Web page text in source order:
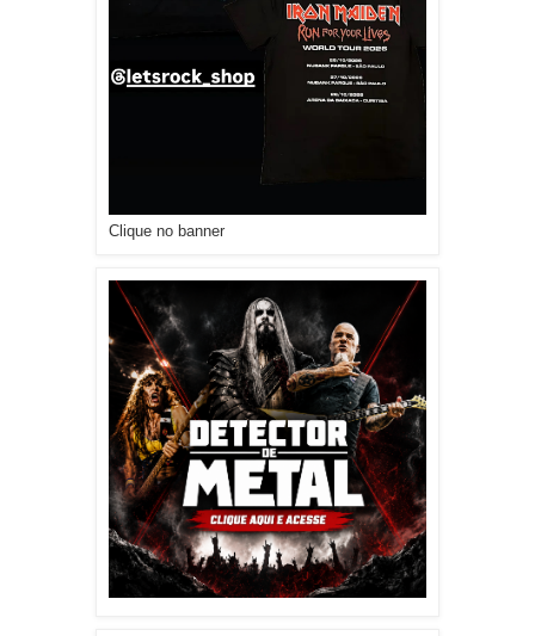
Clique no banner